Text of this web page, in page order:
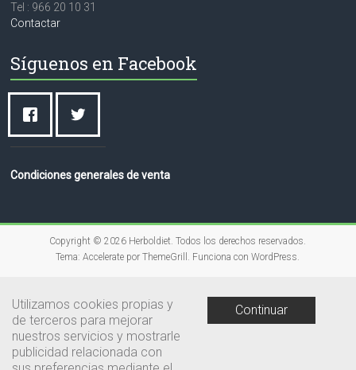
Tel : 966 20 10 31
Contactar
Síguenos en Facebook
Condiciones generales de venta
Copyright © 2026 Herboldiet. Todos los derechos reservados.
Tema:Accelerate por ThemeGrill. Funciona conWordPress.
Utilizamos cookies propias y
de terceros para mejorar
nuestros servicios y mostrarle
publicidad relacionada con
Continuar